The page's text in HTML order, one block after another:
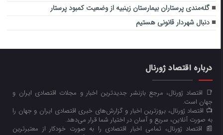
گله‌مندی پرستاران بیمارستان زینبیه از وضعیت کمبود پرستار
دنبال شهردار قانونی هستیم
درباره اقتصاد ژورنال
📑 اقتصاد ژورنال، مرجع بازنشر جدیدترین اخبار و مجلات اقتصادی ایران و
جهان است.
📺 اقتصاد ژورنال، بروزترین اخبار و گزارش‌های خبری اقتصادی ایران و جهان را
به صورت آنلاین، سریع و آسان در اختیار شما قرار می‌‌دهد.
📰 اقتصاد ژورنال، تمامی اخبار اقتصادی را به صورت خودکار از معتبرترین